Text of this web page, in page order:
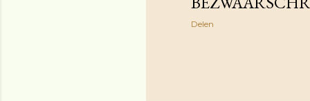
Delen